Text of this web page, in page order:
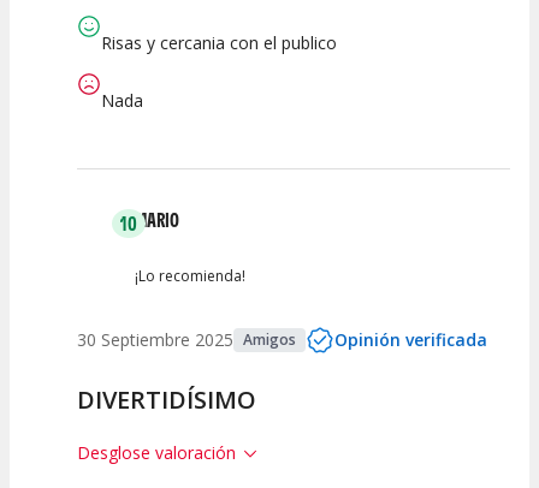
Risas y cercania con el publico
Nada
10MARIO
¡Lo recomienda!
30 Septiembre 2025 Amigos Opinión verificada
DIVERTIDÍSIMO
Desglose valoración